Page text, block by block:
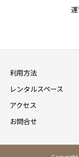
利用方法
レンタルスペース
アクセス
お問合せ